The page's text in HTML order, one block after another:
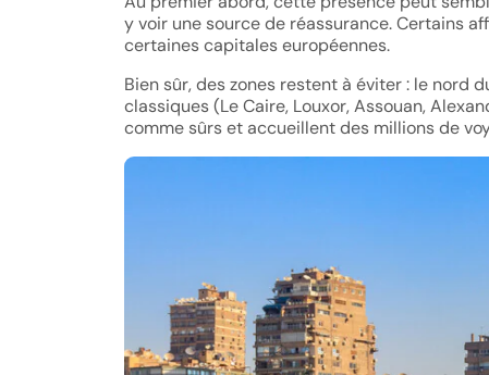
y voir une source de réassurance. Certains
certaines capitales européennes.
Bien sûr, des zones restent à éviter : le nord
classiques (Le Caire, Louxor, Assouan,
comme sûrs et accueillent des millions de